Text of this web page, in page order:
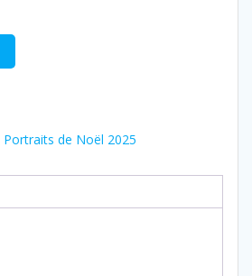
Portraits de Noël 2025